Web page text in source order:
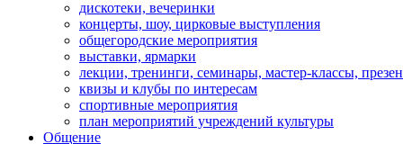
дискотеки, вечеринки
концерты, шоу, цирковые выступления
общегородские мероприятия
выставки, ярмарки
лекции, тренинги, семинары, мастер-классы,
квизы и клубы по интересам
спортивные мероприятия
план мероприятий учреждений культуры
Общение